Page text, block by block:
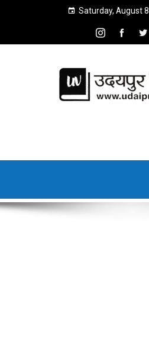
Saturday, August 8